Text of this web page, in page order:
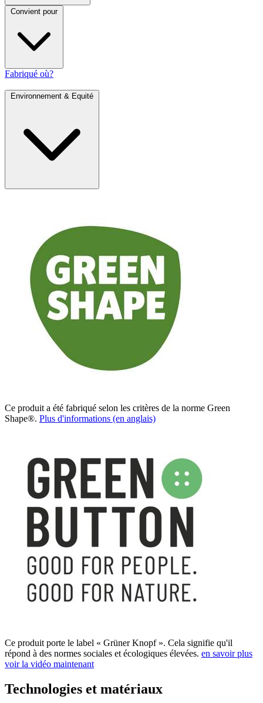
Convient pour
Fabriqué où?
Environnement & Equité
Ce produit a été fabriqué selon les critères de la norme Green
Shape®. Plus d'informations (en anglais)
Ce produit porte le label « Grüner Knopf ». Cela signifie qu'il
répond à des normes sociales et écologiques élevées. en savoir plus
voir la vidéo maintenant
Technologies et matériaux